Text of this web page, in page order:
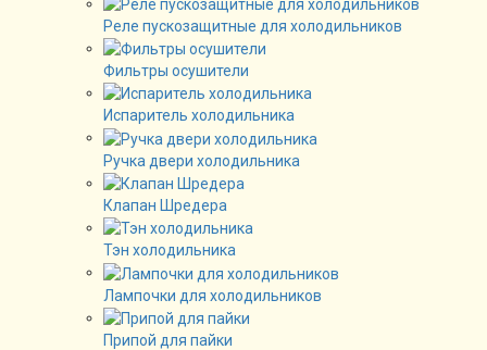
Реле пускозащитные для холодильников
Фильтры осушители
Испаритель холодильника
Ручка двери холодильника
Клапан Шредера
Тэн холодильника
Лампочки для холодильников
Припой для пайки